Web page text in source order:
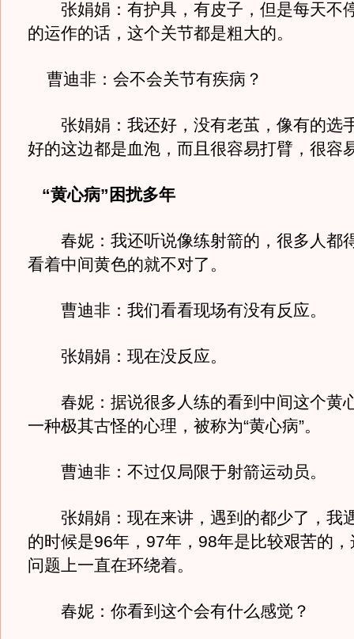
张娟娟：有护具，有皮子，但是每天不
的运作的话，这个关节都是粗大的。
曹迪非：会不会关节有疾病？
张娟娟：我还好，没有老茧，像有的选
好的这边都是血泡，而且很容易打臂，很容
“黄心病”困扰多年
春妮：我还听说像练射箭的，很多人都
看着中间黄色的就不对了。
曹迪非：我们看看现场有没有反应。
张娟娟：现在没反应。
春妮：据说很多人练的看到中间这个黄
一种极其古怪的心理，被称为“黄心病”。
曹迪非：不过仅局限于射箭运动员。
张娟娟：现在来讲，遇到的都少了，我
的时候是96年，97年，98年是比较艰苦的
问题上一直在环绕着。
春妮：你看到这个会有什么感觉？